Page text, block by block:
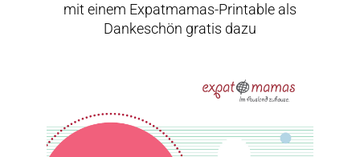
mit einem Expatmamas-Printable als
Dankeschön gratis dazu